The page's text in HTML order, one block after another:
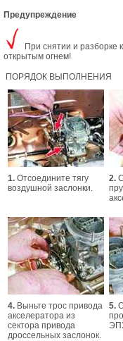
Предупреждение
При снятии и разборке
открытым огнем!
ПОРЯДОК ВЫПОЛНЕНИЯ
1. Отсоедините тягу
воздушной заслонки.
2.
4. Выньте трос привода
акселератора из
сектора привода
дроссельных заслонок.
5.